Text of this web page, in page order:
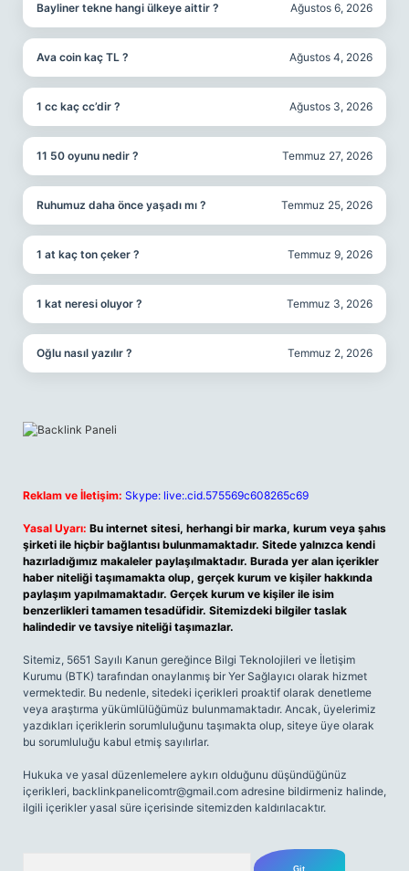
Bayliner tekne hangi ülkeye aittir ? Ağustos 6, 2026
Ava coin kaç TL ? Ağustos 4, 2026
1 cc kaç cc’dir ? Ağustos 3, 2026
11 50 oyunu nedir ? Temmuz 27, 2026
Ruhumuz daha önce yaşadı mı ? Temmuz 25, 2026
1 at kaç ton çeker ? Temmuz 9, 2026
1 kat neresi oluyor ? Temmuz 3, 2026
Oğlu nasıl yazılır ? Temmuz 2, 2026
Reklam ve İletişim: Skype: live:.cid.575569c608265c69
Yasal Uyarı: Bu internet sitesi, herhangi bir marka, kurum veya şahıs
şirketi ile hiçbir bağlantısı bulunmamaktadır. Sitede yalnızca kendi
hazırladığımız makaleler paylaşılmaktadır. Burada yer alan içerikler
haber niteliği taşımamakta olup, gerçek kurum ve kişiler hakkında
paylaşım yapılmamaktadır. Gerçek kurum ve kişiler ile isim
benzerlikleri tamamen tesadüfidir. Sitemizdeki bilgiler taslak
halindedir ve tavsiye niteliği taşımazlar.
Sitemiz, 5651 Sayılı Kanun gereğince Bilgi Teknolojileri ve İletişim
Kurumu (BTK) tarafından onaylanmış bir Yer Sağlayıcı olarak hizmet
vermektedir. Bu nedenle, sitedeki içerikleri proaktif olarak denetleme
veya araştırma yükümlülüğümüz bulunmamaktadır. Ancak, üyelerimiz
yazdıkları içeriklerin sorumluluğunu taşımakta olup, siteye üye olarak
bu sorumluluğu kabul etmiş sayılırlar.
Hukuka ve yasal düzenlemelere aykırı olduğunu düşündüğünüz
içerikleri, backlinkpanelicomtr@gmail.com adresine bildirmeniz halinde,
ilgili içerikler yasal süre içerisinde sitemizden kaldırılacaktır.